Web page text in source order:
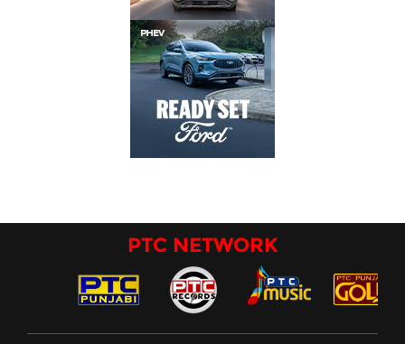
PTC NETWORK